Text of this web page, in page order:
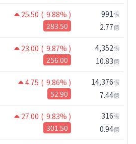
25.50 ( 9.88% )
283.50
991張
2.77億
23.00 ( 9.87% )
256.00
4,352張
10.83億
4.75 ( 9.86% )
52.90
14,376張
7.44億
27.00 ( 9.83% )
301.50
316張
0.94億